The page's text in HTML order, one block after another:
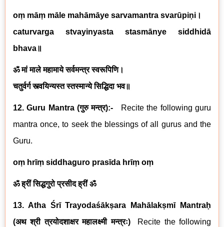
oṃ māṃ māle mahāmāye sarvamantra svarūpiṇi ।
caturvarga stvayinyasta stasmānye siddhidā
bhava॥
ॐ मां माले महामाये सर्वमन्त्र स्वरूपिणि।
चतुर्वर्ग स्त्वयिन्यस्त स्तस्मान्ये सिद्धिदा भव॥
12. Guru Mantra (गुरु मन्त्र):-
Recite the following guru
mantra once, to seek the blessings of all gurus and the
Guru.
oṃ hrīṃ siddhaguro prasīda hrīṃ oṃ
ॐ ह्रीं सिद्धगुरो प्रसीद ह्रीं ॐ
13. Atha Śrī Trayodaśākṣara Mahālakṣmī Mantraḥ
(अथ श्री त्रयोदशाक्षर महालक्ष्मीमन्त्रः)
Recite the following